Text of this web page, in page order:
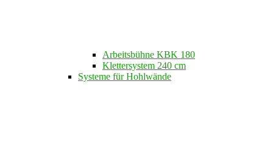
Arbeitsbühne KBK 180
Klettersystem 240 cm
Systeme für Hohlwände